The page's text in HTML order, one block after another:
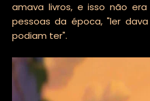
amava livros, e isso não
pessoas da época, "ler
podiam ter".